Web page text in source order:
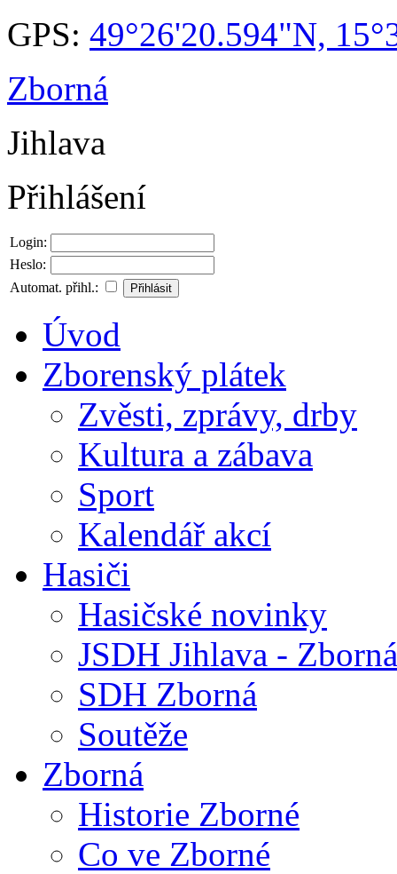
GPS: 49°26'20.594"N,
Zborná
Jihlava
Přihlášení
Login:
Heslo:
Automat. přihl.:
Úvod
Zborenský plátek
Zvěsti, zprávy, drby
Kultura a zábava
Sport
Kalendář akcí
Hasiči
Hasičské novinky
JSDH Jihlava - Zborná
SDH Zborná
Soutěže
Zborná
Historie Zborné
Co ve Zborné